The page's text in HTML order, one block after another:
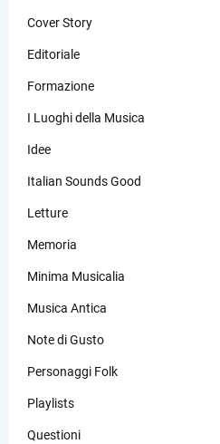
Cover Story
Editoriale
Formazione
I Luoghi della Musica
Idee
Italian Sounds Good
Letture
Memoria
Minima Musicalia
Musica Antica
Note di Gusto
Personaggi Folk
Playlists
Questioni